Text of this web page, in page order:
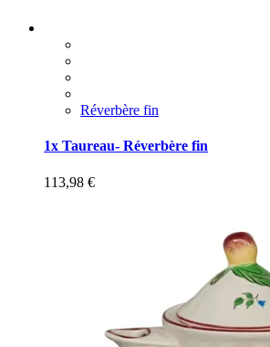
Réverbère fin
1x Taureau- Réverbère fin
113,98 €